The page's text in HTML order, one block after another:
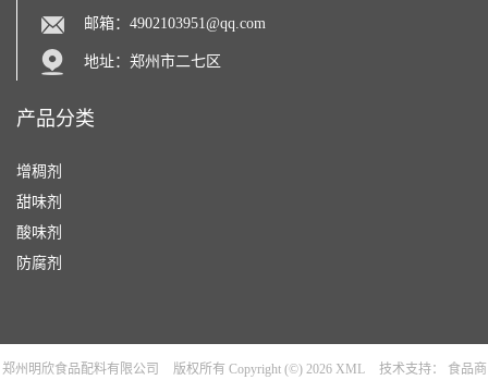
邮箱： 4902103951@qq.com
地址：郑州市二七区
产品分类
增稠剂
甜味剂
酸味剂
防腐剂
郑州明欣食品配料有限公司 版权所有 Copyright (©) 2026 XML 技术支持： 食品商